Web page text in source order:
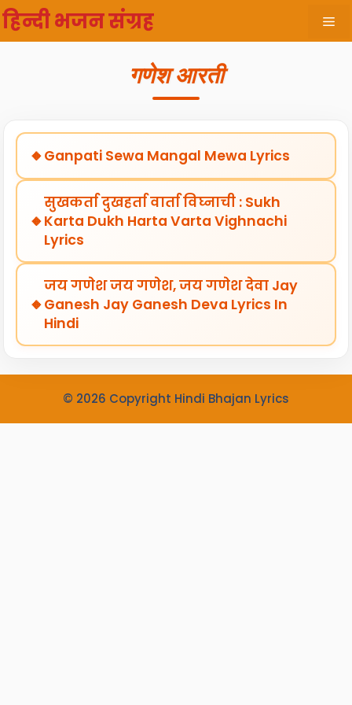
Skip
to
content
हिन्दी भजन संग्रह
गणेश आरती
Ganpati Sewa Mangal Mewa Lyrics
सुखकर्ता दुखहर्ता वार्ता विघ्नाची : Sukh
Karta Dukh Harta Varta Vighnachi
Lyrics
जय गणेश जय गणेश, जय गणेश देवा Jay
Ganesh Jay Ganesh Deva Lyrics In
Hindi
© 2026 Copyright Hindi Bhajan Lyrics